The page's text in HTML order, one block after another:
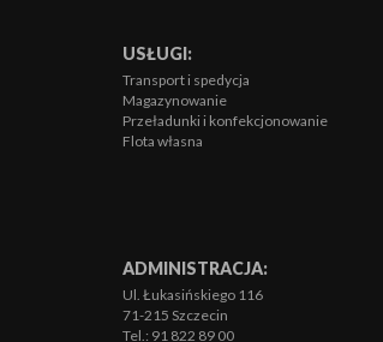
USŁUGI:
Transport i spedycja
Magazynowanie
Przeładunki i konfekcjonowanie
Flota własna
ADMINISTRACJA:
Ul. Łukasińskiego 116
71-215 Szczecin
Tel.: 91 822 89 00